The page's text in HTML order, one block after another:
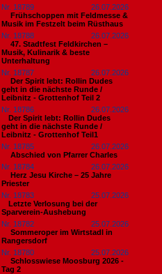
Nr. 18789
26.07.2026
Frühschoppen mit Feldmesse &
Musik im Festzelt beim Rüsthaus
Nr. 18788
26.07.2026
47. Stadtfest Feldkirchen –
Musik, Kulinarik & beste
Unterhaltung
Nr. 18787
26.07.2026
Der Spirit lebt: Rollin Dudes
geht in die nächste Runde /
Leibnitz - Grottenhof Teil 2
Nr. 18786
26.07.2026
​Der Spirit lebt: Rollin Dudes
geht in die nächste Runde /
Leibnitz - Grottenhof Teil1
Nr. 18785
26.07.2026
Abschied von Pfarrer Charles
Nr. 18784
26.07.2026
Herz Jesu Kirche – 25 Jahre
Priester
Nr. 18783
25.07.2026
​Letzte Verlosung bei der
Sparverein-Aushebung
Nr. 18782
25.07.2026
Sommeroper im Wirtstadl in
Rangersdorf
Nr. 18780
25.07.2026
Schlosswiese Moosburg 2026 -
Tag 2